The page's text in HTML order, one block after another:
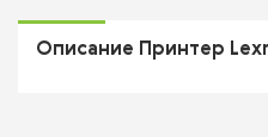
Описание Принтер